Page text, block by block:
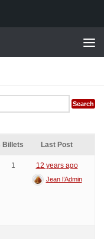
Billets Last Post
1 12 years ago
Jean l’Admin